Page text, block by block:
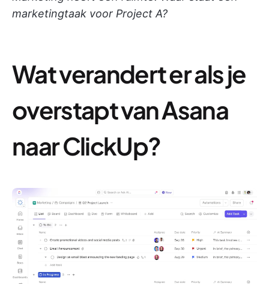
marketingtaak voor Project A?
Wat verandert er als je
overstapt van Asana
naar ClickUp?